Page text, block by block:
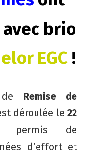
brio
EGC!
Remise de
déroulée le22
de
d’effort et